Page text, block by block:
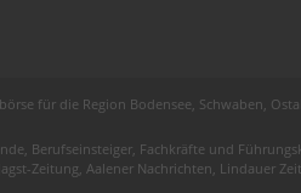
für die Region Bodensee , Schwaben,
, Berufseinsteiger, Fachkräfte und
Zeitung, Aalener Nachrichten, Lindauer